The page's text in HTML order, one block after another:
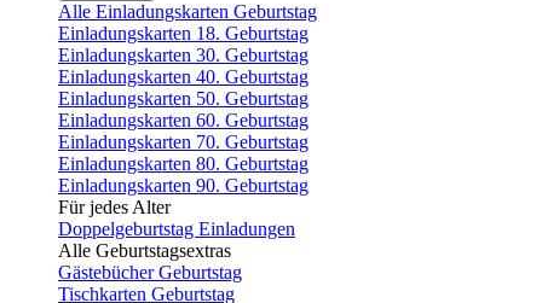
Alle Einladungskarten Geburtstag
Einladungskarten 18. Geburtstag
Einladungskarten 30. Geburtstag
Einladungskarten 40. Geburtstag
Einladungskarten 50. Geburtstag
Einladungskarten 60. Geburtstag
Einladungskarten 70. Geburtstag
Einladungskarten 80. Geburtstag
Einladungskarten 90. Geburtstag
Für jedes Alter
Doppelgeburtstag Einladungen
Alle Geburtstagsextras
Gästebücher Geburtstag
Tischkarten Geburtstag